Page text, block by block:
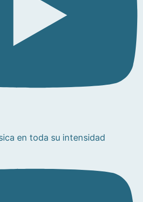
en toda su intensidad